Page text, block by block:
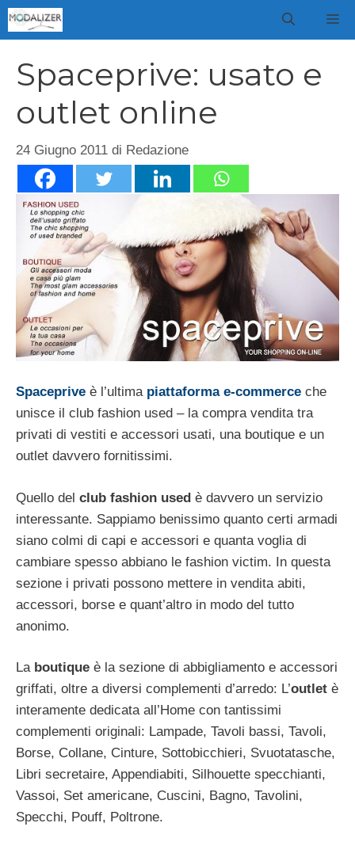
Vai
al
Spaceprive: usato e
outlet online
24 Giugno 2011 di Redazione
Spaceprive è l’ultima piattaforma e-commerce che
unisce il club fashion used – la compra vendita tra
privati di vestiti e accessori usati, una boutique e un
outlet davvero fornitissimi.
Quello del club fashion used è davvero un servizio
interessante. Sappiamo benissimo quanto certi armadi
siano colmi di capi e accessori e quanta voglia di
cambiare spesso abbiano le fashion victim. In questa
sezione i privati possono mettere in vendita abiti,
accessori, borse e quant’altro in modo del tutto
anonimo.
La boutique è la sezione di abbigliamento e accessori
griffati, oltre a diversi complementi d’arredo: L’outlet è
interamente dedicata all’Home con tantissimi
complementi originali: Lampade, Tavoli bassi, Tavoli,
Borse, Collane, Cinture, Sottobicchieri, Svuotatasche,
Libri secretaire, Appendiabiti, Silhouette specchianti,
Vassoi, Set americane, Cuscini, Bagno, Tavolini,
Specchi, Pouff, Poltrone.